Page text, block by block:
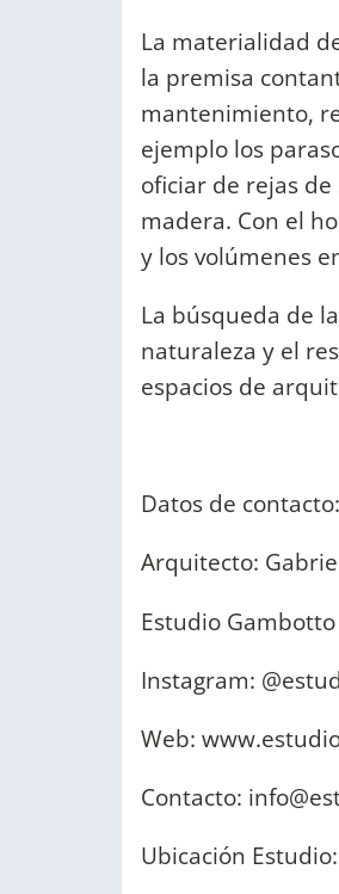
La materialidad
la premisa
mantenimiento,
ejemplo los
oficiar de rejas
madera. Con el
y los volúmenes
La búsqueda de
naturaleza y el
espacios de
Datos de contacto:
Arquitecto:
Estudio Gambotto
Instagram:
Web:
Contacto:
Ubicación